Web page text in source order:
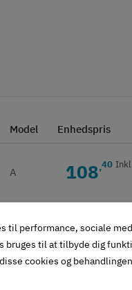
Model Enhedspris
A 108,40
B 97,
til performance, sociale
bruges til at tilbyde dig
cookies og